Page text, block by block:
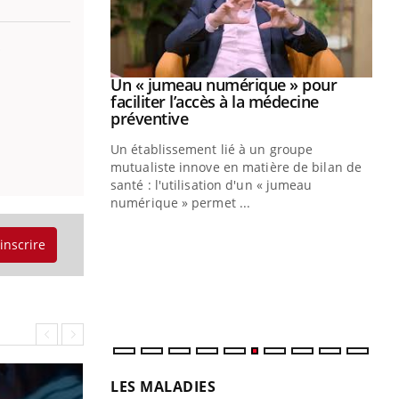
Youtube
Un « jumeau numérique » pour
faciliter l’accès à la médecine
préventiveYoutube
Un établissement lié à un groupe
mutualiste innove en matière de bilan de
santé : l'utilisation d'un « jumeau
numérique » permet ...
LES MALADIES